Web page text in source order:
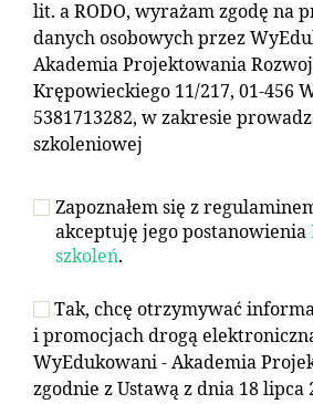
lit. a RODO, wyrażam zgodę na
danych osobowych przez
Akademia Projektowania
Krępowieckiego 11/217, 01-456
5381713282, w zakresie
szkoleniowej
Zapoznałem się z
akceptuję jego postanowienia
szkoleń.
Tak, chcę otrzymywać
i promocjach drogą
WyEdukowani - Akademia
zgodnie z Ustawą z dnia 18 lipca